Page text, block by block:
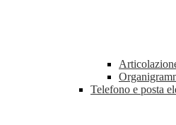
Telefono e posta